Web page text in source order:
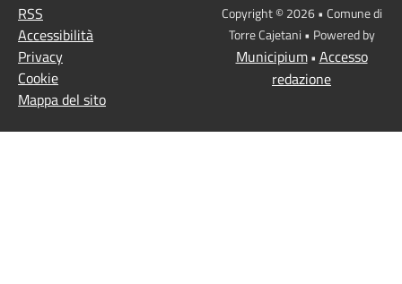
RSS
Accessibilità
Privacy
Cookie
Mappa del sito
Copyright © 2026 • Comune di
Torre Cajetani • Powered by
Municipium• Accesso
redazione